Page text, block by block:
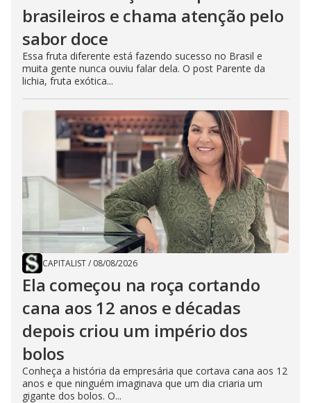
brasileiros e chama atenção pelo
sabor doce
Essa fruta diferente está fazendo sucesso no Brasil e
muita gente nunca ouviu falar dela. O post Parente da
lichia, fruta exótica...
CAPITALIST/ 08/08/2026
Ela começou na roça cortando
cana aos 12 anos e décadas
depois criou um império dos
bolos
Conheça a história da empresária que cortava cana aos 12
anos e que ninguém imaginava que um dia criaria um
gigante dos bolos. O...